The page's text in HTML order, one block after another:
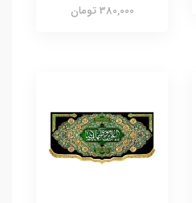
380,000 تومان